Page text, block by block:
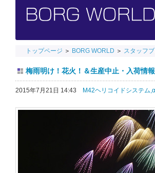
トップページ ＞ BORG WORLD ＞ スタッフ
梅雨明け！花火！＆生産中止・入荷情
2015年7月21日 14:43 M42ヘリコイドシステム,